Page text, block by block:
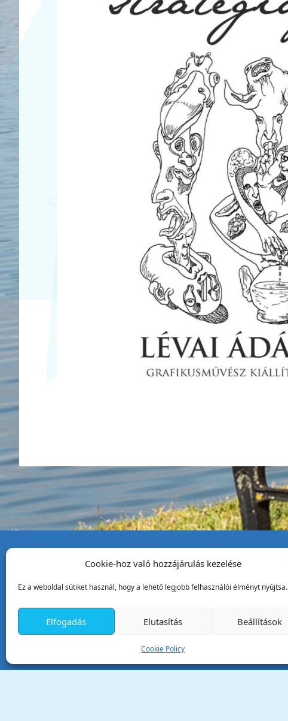
Cookie-hoz való hozzájárulás kezelése
Ez a weboldal sütiket használ, hogy a lehető legjobb felhasználói élményt nyújtsa.
Elfogadás Elutasítás Beállítások
Cookie Policy
Tata Város Önkormányzata
2890 Tata, Kossuth tér 1.
+36 34 / 587 078
Email:ph@tata.hu